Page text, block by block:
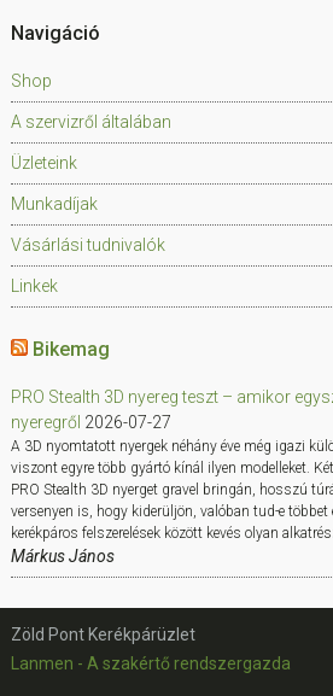
Navigáció
Shop
A szervizről általában
Üzleteink
Munkadíjak
Vásárlási tudnivalók
Linkek
Bikemag
PRO Stealth 3D nyereg teszt – amikor
nyeregről 2026-07-27
A 3D nyomtatott nyergek néhány éve még igazi
viszont egyre több gyártó kínál ilyen modelleket.
PRO Stealth 3D nyerget gravel bringán, hosszú
versenyen is, hogy kiderüljön, valóban tud-e
kerékpáros felszerelések között kevés olyan
Márkus János
Zöld Pont Kerékpárüzlet
Lanmen - A szakértő rendszergazda